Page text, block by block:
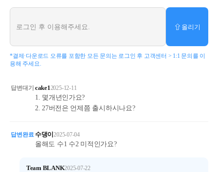
로그인 후 이용해주세요. 올리기
*결제·다운로드 오류를 포함한 모든 문의는 로그인 후 고객센터 > 1:1 문의를 이
용해 주세요.
답변대기 cake12025-12-11
1. 몇개년인가요?
2. 27버전은 언제쯤 출시하시나요?
답변완료 수댕이2025-07-04
올해도 수1 수2 미적인가요?
Team BLANK2025-07-22